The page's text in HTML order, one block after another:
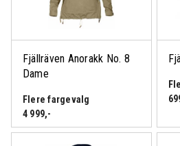
Fjällräven Anorakk No. 8
Dame
Flere fargevalg
4 999,-